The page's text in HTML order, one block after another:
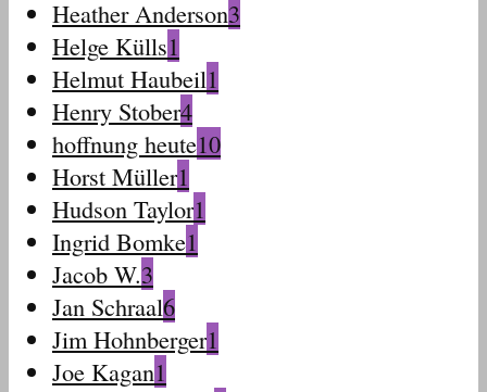
Heather Anderson3
Helge Külls1
Helmut Haubeil1
Henry Stober4
hoffnung heute10
Horst Müller1
Hudson Taylor1
Ingrid Bomke1
Jacob W.3
Jan Schraal6
Jim Hohnberger1
Joe Kagan1